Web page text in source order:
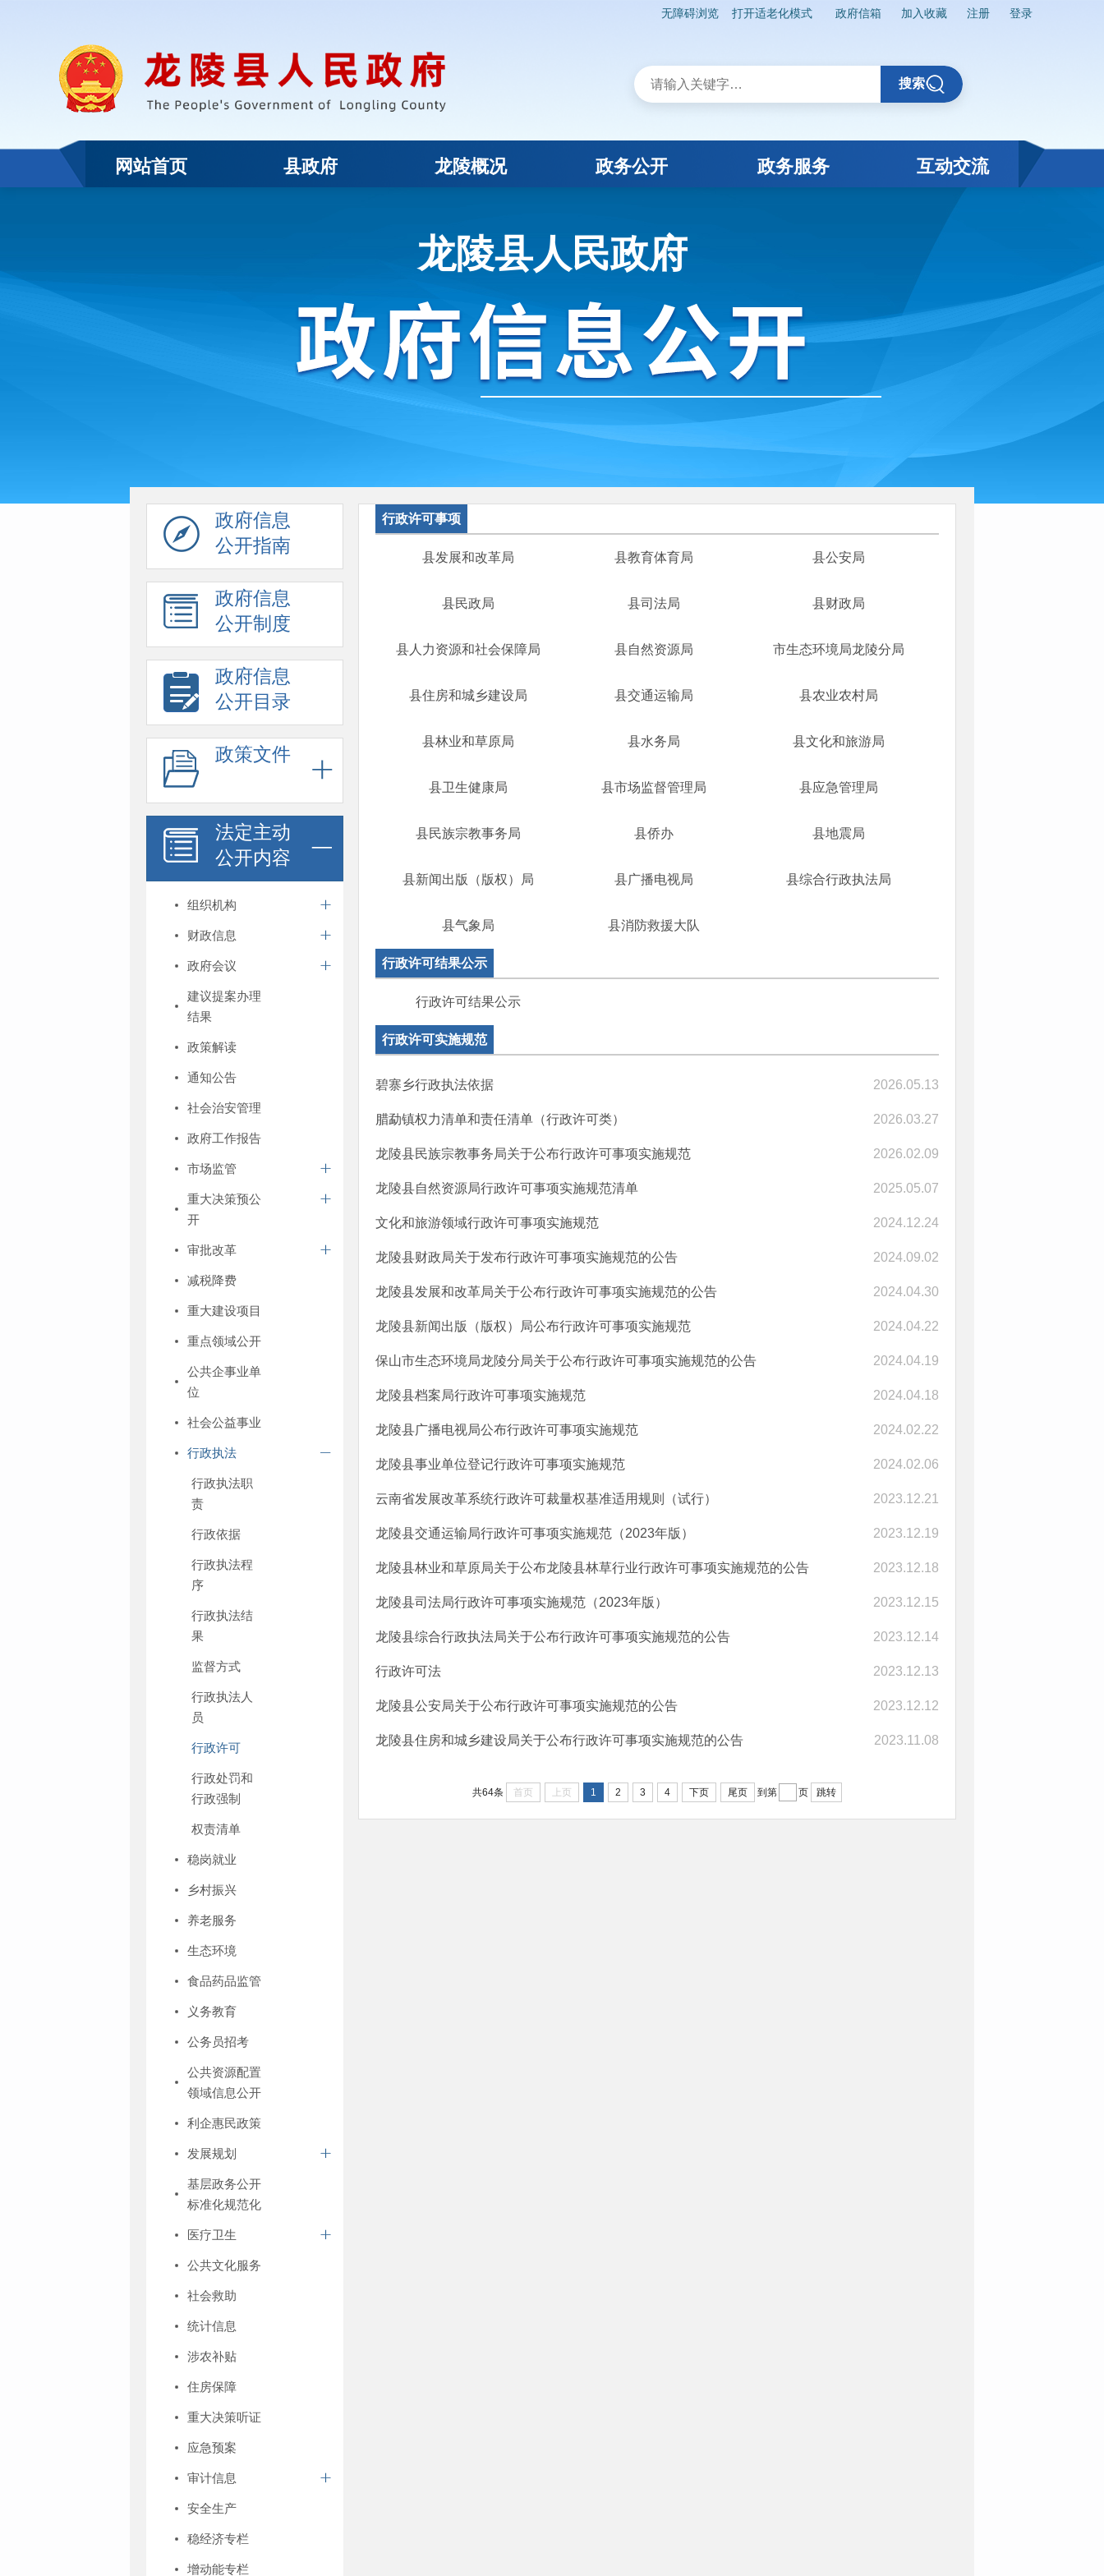
无障碍浏览 打开适老化模式 政府信箱 加入收藏 注册 登录
搜索
网站首页 县政府 龙陵概况 政务公开 政务服务 互动交流
龙陵县人民政府
政府信息
公开指南
政府信息
公开制度
政府信息
公开目录
政策文件
法定主动
公开内容
组织机构
财政信息
政府会议
建议提案办理
结果
政策解读
通知公告
社会治安管理
政府工作报告
市场监管
重大决策预公
开
审批改革
减税降费
重大建设项目
重点领域公开
公共企事业单
位
社会公益事业
行政执法
行政执法职
责
行政依据
行政执法程
序
行政执法结
果
监督方式
行政执法人
员
行政许可
行政处罚和
行政强制
权责清单
稳岗就业
乡村振兴
养老服务
生态环境
食品药品监管
义务教育
公务员招考
公共资源配置
领域信息公开
利企惠民政策
发展规划
基层政务公开
标准化规范化
医疗卫生
公共文化服务
社会救助
统计信息
涉农补贴
住房保障
重大决策听证
应急预案
审计信息
安全生产
稳经济专栏
增动能专栏
行政许可事项
县发展和改革局 县教育体育局 县公安局
县民政局 县司法局 县财政局
县人力资源和社会保障局 县自然资源局 市生态环境局龙陵分局
县住房和城乡建设局 县交通运输局 县农业农村局
县林业和草原局 县水务局 县文化和旅游局
县卫生健康局 县市场监督管理局 县应急管理局
县民族宗教事务局 县侨办 县地震局
县新闻出版（版权）局 县广播电视局 县综合行政执法局
县气象局 县消防救援大队
行政许可结果公示
行政许可结果公示
行政许可实施规范
碧寨乡行政执法依据 2026.05.13
腊勐镇权力清单和责任清单（行政许可类） 2026.03.27
龙陵县民族宗教事务局关于公布行政许可事项实施规范 2026.02.09
龙陵县自然资源局行政许可事项实施规范清单 2025.05.07
文化和旅游领域行政许可事项实施规范 2024.12.24
龙陵县财政局关于发布行政许可事项实施规范的公告 2024.09.02
龙陵县发展和改革局关于公布行政许可事项实施规范的公告 2024.04.30
龙陵县新闻出版（版权）局公布行政许可事项实施规范 2024.04.22
保山市生态环境局龙陵分局关于公布行政许可事项实施规范的公告 2024.04.19
龙陵县档案局行政许可事项实施规范 2024.04.18
龙陵县广播电视局公布行政许可事项实施规范 2024.02.22
龙陵县事业单位登记行政许可事项实施规范 2024.02.06
云南省发展改革系统行政许可裁量权基准适用规则（试行） 2023.12.21
龙陵县交通运输局行政许可事项实施规范（2023年版） 2023.12.19
龙陵县林业和草原局关于公布龙陵县林草行业行政许可事项实施规范的公告 2023.12.18
龙陵县司法局行政许可事项实施规范（2023年版） 2023.12.15
龙陵县综合行政执法局关于公布行政许可事项实施规范的公告 2023.12.14
行政许可法 2023.12.13
龙陵县公安局关于公布行政许可事项实施规范的公告 2023.12.12
龙陵县住房和城乡建设局关于公布行政许可事项实施规范的公告 2023.11.08
共64条 首页 上页 1 2 3 4 下页 尾页 到第 页 跳转